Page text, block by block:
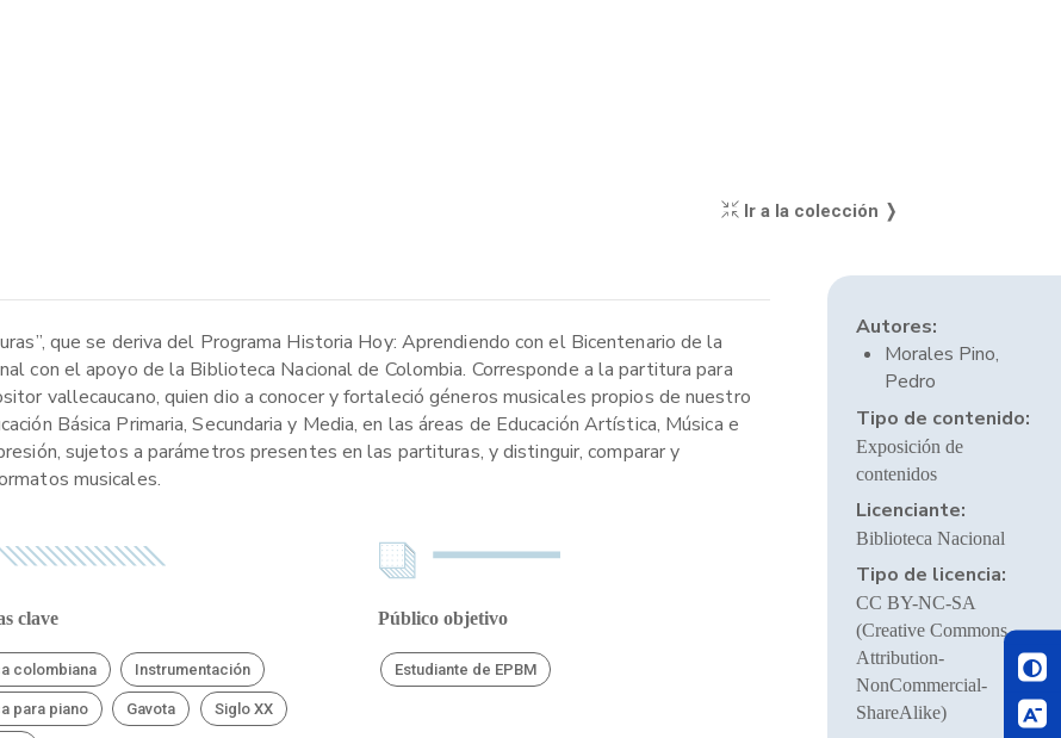
Ir a la colección ❭
que se deriva del Programa Historia Hoy: Aprendiendo con el Bicentenario de la
con el apoyo de la Biblioteca Nacional de Colombia. Corresponde a la partitura para
vallecaucano, quien dio a conocer y fortaleció géneros musicales propios de nuestro
Básica Primaria, Secundaria y Media, en las áreas de Educación Artística, Música e
sujetos a parámetros presentes en las partituras, y distinguir, comparar y
musicales.
clave
colombiana Instrumentación
para piano Gavota Siglo XX
Público objetivo
Estudiante de EPBM
Autores:
Morales Pino,
Pedro
Tipo de contenido:
Exposición de
contenidos
Licenciante:
Biblioteca Nacional
Tipo de licencia:
CC BY-NC-SA
(Creative Commons
Attribution-
NonCommercial-
ShareAlike)